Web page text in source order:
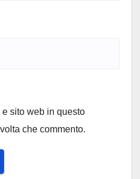
sito web in questo
che commento.